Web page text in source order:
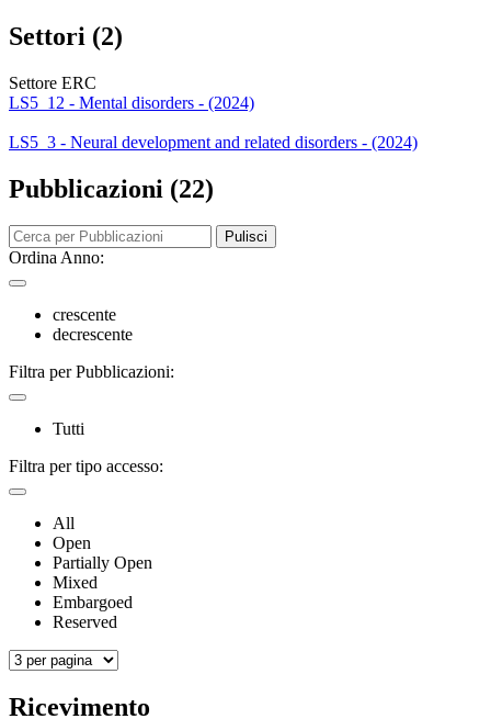
Settori (2)
Settore ERC
LS5_12 - Mental disorders - (2024)
LS5_3 - Neural development and related disorders - (2024)
Pubblicazioni (22)
Pulisci
Ordina Anno:
crescente
decrescente
Filtra per Pubblicazioni:
Tutti
Filtra per tipo accesso:
All
Open
Partially Open
Mixed
Embargoed
Reserved
Ricevimento